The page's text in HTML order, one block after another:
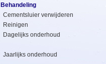
Behandeling
Cementsluier verwijderen
Reinigen
Dagelijks onderhoud
Jaarlijks onderhoud